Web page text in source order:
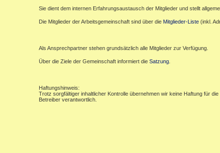
Sie dient dem internen Erfahrungsaustausch der Mitglieder und stellt
Die Mitglieder der Arbeitsgemeinschaft sind über die Mitglieder-Liste (inkl.
Als Ansprechpartner stehen grundsätzlich alle Mitglieder zur Verfügung.
Über die Ziele der Gemeinschaft informiert die Satzung
Haftungshinweis:
Trotz sorgfältiger inhaltlicher Kontrolle übernehmen wir keine Haftung für
Betreiber verantwortlich.